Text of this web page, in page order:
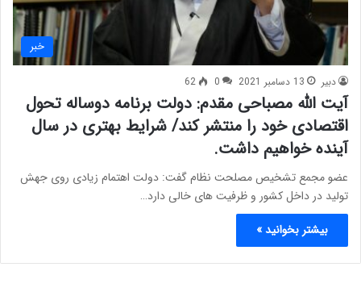
خبر
دبیر 13 دسامبر 2021 0
62
آیت الله مصباحی مقدم: دولت برنامه دوساله تحول
اقتصادی خود را منتشر کند/ شرایط بهتری در سال
آینده خواهیم داشت.
عضو مجمع تشخیص مصلحت نظام گفت: دولت اهتمام زیادی روی جهش
تولید در داخل کشور و ظرفیت های خالی دارد…
بیشتر بخوانید »